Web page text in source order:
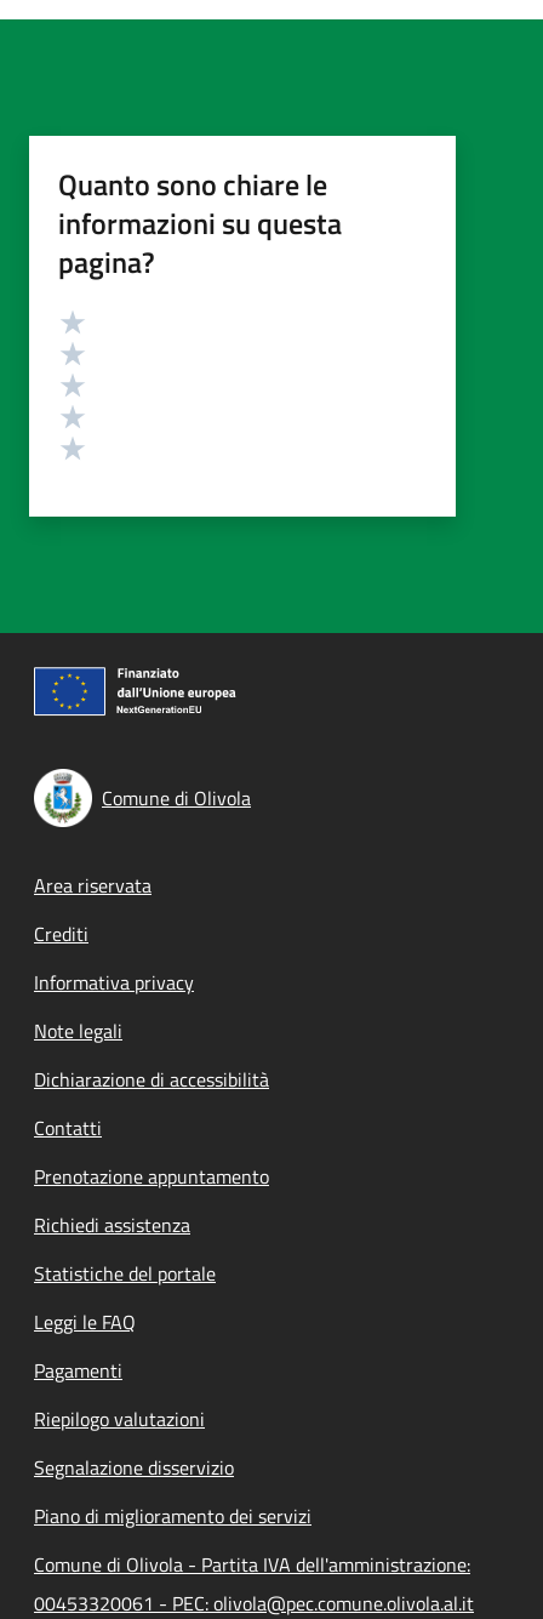
Quanto sono chiare le
informazioni su questa
pagina?
Valutazione
Comune di Olivola
Footer menu
Area riservata
Crediti
Informativa privacy
Note legali
Dichiarazione di accessibilità
Contatti
Prenotazione appuntamento
Richiedi assistenza
Statistiche del portale
Leggi le FAQ
Pagamenti
Riepilogo valutazioni
Segnalazione disservizio
Piano di miglioramento dei servizi
Comune di Olivola - Partita IVA dell'amministrazione:
00453320061 - PEC: olivola@pec.comune.olivola.al.it